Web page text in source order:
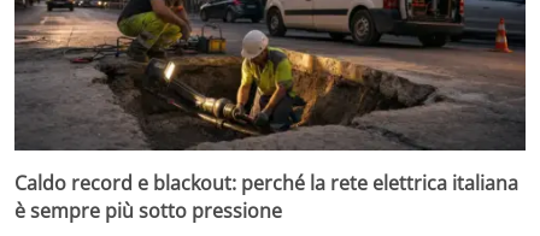
Caldo record e blackout: perché la rete elettrica italiana
è sempre più sotto pressione